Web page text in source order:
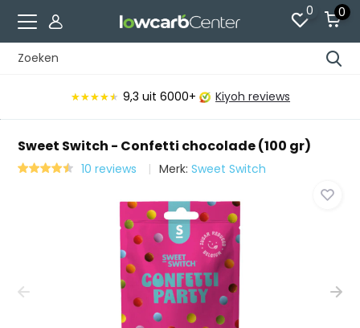
0 0
★★★★★
★★★★★ 9,3 uit 6000+ Kiyoh reviews
Sweet Switch - Confetti chocolade (100 gr)
10 reviews Merk:Sweet Switch